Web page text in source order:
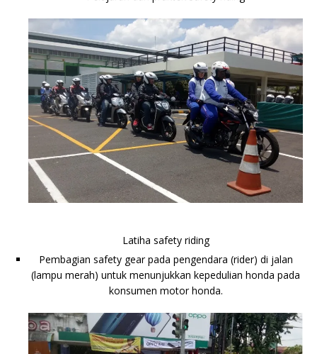
Latiha safety riding
Pembagian safety gear pada pengendara (rider) di jalan
(lampu merah) untuk menunjukkan kepedulian honda pada
konsumen motor honda.